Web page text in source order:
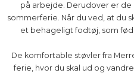
på arbejde. Derudover er
sommerferie. Når du ved, at du
et behageligt fodtøj, som
De komfortable støvler fra
ferie, hvor du skal ud og